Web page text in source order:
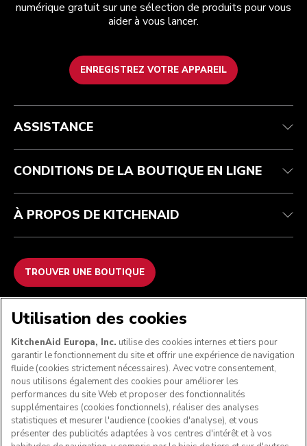
numérique gratuit sur une sélection de produits pour vous
aider à vous lancer.
ENREGISTREZ VOTRE APPAREIL
Health Check
Suivez votre commande
Garantie et documents
FAQ
Conditions générales de vente
Retours et remboursements
Imprint
ODR
La marque
Trouver une boutique
ASSISTANCE
CONDITIONS DE LA BOUTIQUE EN LIGNE
À PROPOS DE KITCHENAID
TROUVER UNE BOUTIQUE
NOUS ACCEPTONS
SUIVEZ-NOUS
Utilisation des cookies
KitchenAid Europa, Inc. utilise des cookies internes et tiers pour
garantir le fonctionnement du site et offrir une expérience de navigation
fluide (cookies strictement nécessaires). Avec votre consentement,
nous utilisons également des cookies pour améliorer les
performances du site Web et proposer des fonctionnalités
supplémentaires (cookies fonctionnels), réaliser des analyses
statistiques et mesurer l'audience (cookies d'analyse), et vous
présenter des publicités adaptées à vos centres d'intérêt et à vos